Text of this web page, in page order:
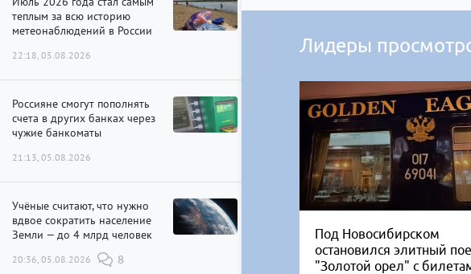
теплым за всю историю
метеонаблюдений в России
22:18, 05.08.2026
Россияне смогут пополнять
счета в других банках через
чужие банкоматы
21:13, 05.08.2026
Учёные считают, что нужно
вдвое сократить население
Земли — до 4 млрд человек
20:36, 05.08.2026 8
Лидеры
Под Новосибирском
остановился элитный
"Золотой орел" с